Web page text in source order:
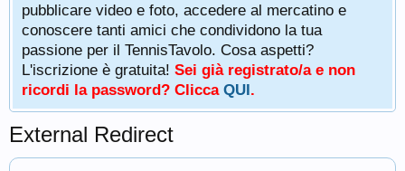
pubblicare video e foto, accedere al mercatino e
conoscere tanti amici che condividono la tua
passione per il TennisTavolo. Cosa aspetti?
L'iscrizione è gratuita! Sei già registrato/a e non
ricordi la password? Clicca QUI.
External Redirect